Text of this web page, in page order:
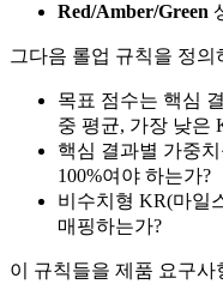
Red/Amber/Green
그다음 롤업 규칙을 정의
목표 점수는 핵심
중 평균, 가장 낮은
핵심 결과별 가중
100%여야 하는가?
비수치형 KR(마일
매핑하는가?
이 규칙들을 제품 요구